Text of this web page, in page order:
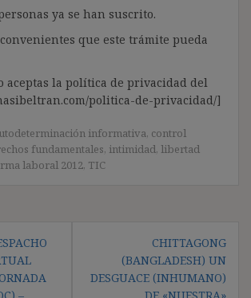
ya se han suscrito.
que este trámite pueda
aceptas la política de privacidad del
politica-de-privacidad/]
informativa, control
fundamentales, intimidad, libertad
laboral 2012, TIC
–
CHITTAGONG
(BANGLADESH) UN
DESGUACE (INHUMANO)
DE «NUESTRA»